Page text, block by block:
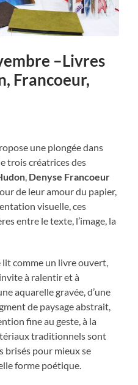
–Livres
Francoeur,
une plongée dans
trois créatrices des
, Denyse Francoeur
de leur amour du papier,
visuelle, ces
entre le texte, l’image, la
comme un livre ouvert,
à ralentir et à
aquarelle gravée, d’une
de paysage abstrait,
fine au geste, à la
traditionnels sont
brisés pour mieux se
forme poétique.